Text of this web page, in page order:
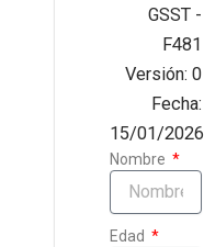
GSST -
F481
Versión: 0
Fecha:
15/01/2026
Nombre
Edad